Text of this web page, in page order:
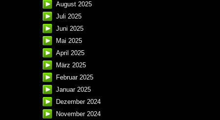
August 2025
Juli 2025
Juni 2025
Mai 2025
April 2025
März 2025
Februar 2025
Januar 2025
Dezember 2024
November 2024